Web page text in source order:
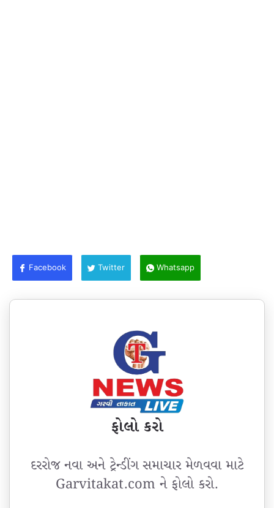
Facebook Twitter Whatsapp
ફોલો કરો
દરરોજ નવા અને ટ્રેન્ડીંગ સમાચાર મેળવવા માટે
Garvitakat.com ને ફોલો કરો.